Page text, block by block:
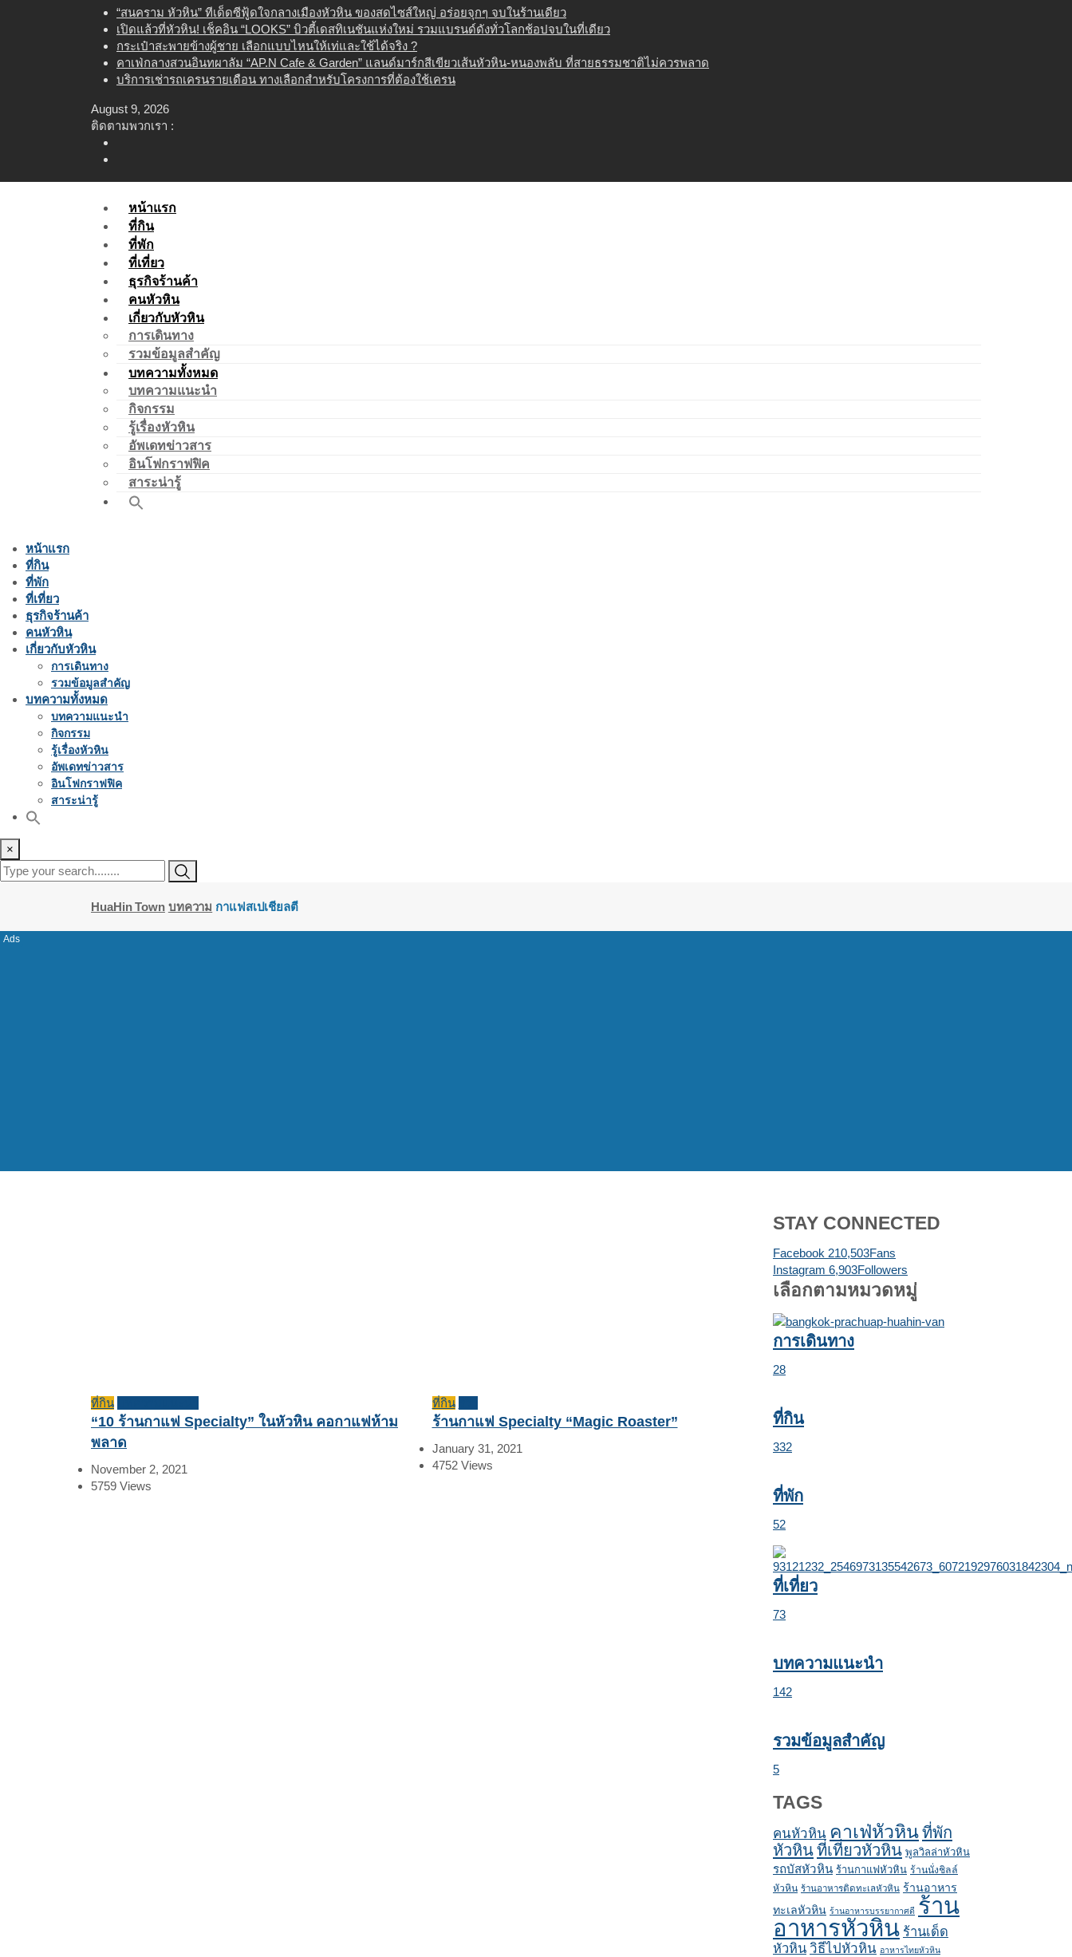
“สนคราม หัวหิน” ทีเด็ดซีฟู้ดใจกลางเมืองหัวหิน ของสดไซส์ใหญ่ อร่อยจุกๆ จบในร้านเดียว
เปิดแล้วที่หัวหิน! เช็คอิน “LOOKS” บิวตี้เดสทิเนชันแห่งใหม่ รวมแบรนด์ดังทั่วโลกช้อปจบในที่เดียว
กระเป๋าสะพายข้างผู้ชาย เลือกแบบไหนให้เท่และใช้ได้จริง ?
คาเฟ่กลางสวนอินทผาลัม “AP.N Cafe & Garden” แลนด์มาร์กสีเขียวเส้นหัวหิน-หนองพลับ ที่สายธรรมชาติไม่ควรพลาด
บริการเช่ารถเครนรายเดือน ทางเลือกสำหรับโครงการที่ต้องใช้เครน
August 9, 2026
ติดตามพวกเรา :
หน้าแรก
ที่กิน
ที่พัก
ที่เที่ยว
ธุรกิจร้านค้า
คนหัวหิน
เกี่ยวกับหัวหิน
การเดินทาง
รวมข้อมูลสำคัญ
บทความทั้งหมด
บทความแนะนำ
กิจกรรม
รู้เรื่องหัวหิน
อัพเดทข่าวสาร
อินโฟกราฟฟิค
สาระน่ารู้
หน้าแรก
ที่กิน
ที่พัก
ที่เที่ยว
ธุรกิจร้านค้า
คนหัวหิน
เกี่ยวกับหัวหิน
การเดินทาง
รวมข้อมูลสำคัญ
บทความทั้งหมด
บทความแนะนำ
กิจกรรม
รู้เรื่องหัวหิน
อัพเดทข่าวสาร
อินโฟกราฟฟิค
สาระน่ารู้
×
HuaHin Town บทความ กาแฟสเปเชียลตี
ที่กิน
“10 ร้านกาแฟ Specialty” ในหัวหิน คอกาแฟห้าม
พลาด
November 2, 2021
5759 Views
ที่กิน
ร้านกาแฟ Specialty “Magic Roaster”
January 31, 2021
4752Views
STAY CONNECTED
Facebook 210,503Fans
Instagram 6,903Followers
เลือกตามหมวดหมู่
การเดินทาง
28
ที่กิน
332
ที่พัก
52
ที่เที่ยว
73
บทความแนะนำ
142
รวมข้อมูลสำคัญ
5
TAGS
คนหัวหิน คาเฟ่หัวหินที่พัก
หัวหินที่เที่ยวหัวหิน พูลวิลล่าหัวหิน
รถบัสหัวหิน ร้านกาแฟหัวหิน ร้านนั่งชิลล์
หัวหิน ร้านอาหารติดทะเลหัวหิน ร้านอาหาร
ทะเลหัวหิน ร้านอาหารบรรยากาศดี ร้าน
อาหารหัวหิน ร้านเด็ด
หัวหิน วิธีไปหัวหิน อาหารไทยหัวหิน